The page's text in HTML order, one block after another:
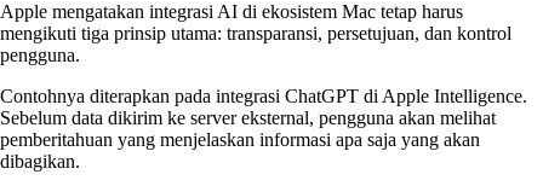
Apple mengatakan integrasi AI di ekosistem Mac tetap harus
mengikuti tiga prinsip utama: transparansi, persetujuan, dan kontrol
pengguna.
Contohnya diterapkan pada integrasi ChatGPT di Apple Intelligence.
Sebelum data dikirim ke server eksternal, pengguna akan melihat
pemberitahuan yang menjelaskan informasi apa saja yang akan
dibagikan.